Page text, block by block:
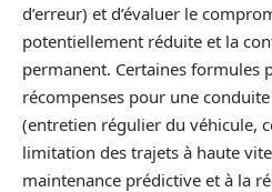
d’erreur) et d’évaluer le
potentiellement réduite et la
permanent. Certaines formules
récompenses pour une
(entretien régulier du véhicule,
limitation des trajets à haute
maintenance prédictive et à la